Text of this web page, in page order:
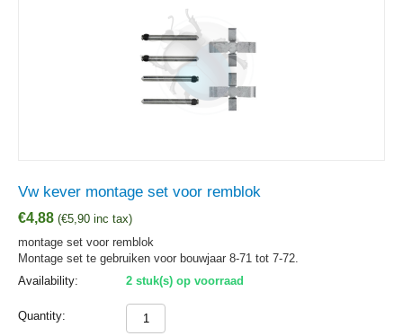
Vw kever montage set voor remblok
€4,88 (€5,90 inc tax)
montage set voor remblok
Montage set te gebruiken voor bouwjaar 8-71 tot 7-72.
Availability:
2 stuk(s) op voorraad
Quantity: